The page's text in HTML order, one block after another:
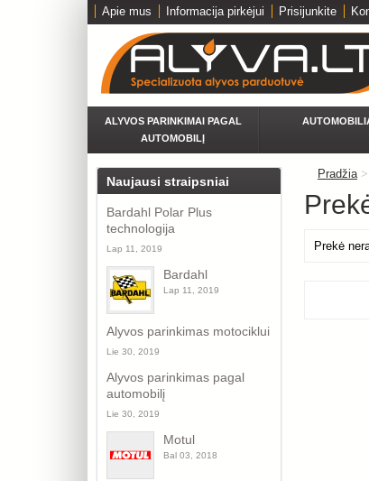
Apie mus Informacija pirkėjui Prisijunkite
ALYVOS PARINKIMAI PAGAL
AUTOMOBILĮ
Naujausi straipsniai
Bardahl Polar Plus
technologija
Lap 11, 2019
Bardahl
Lap 11, 2019
Alyvos parinkimas motociklui
Lie 30, 2019
Alyvos parinkimas pagal
automobilį
Lie 30, 2019
Motul
Bal 03, 2018
Pradžia>
Prekė